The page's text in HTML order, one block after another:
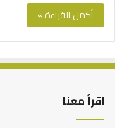
أكمل القراءة »
اقرأ معنا